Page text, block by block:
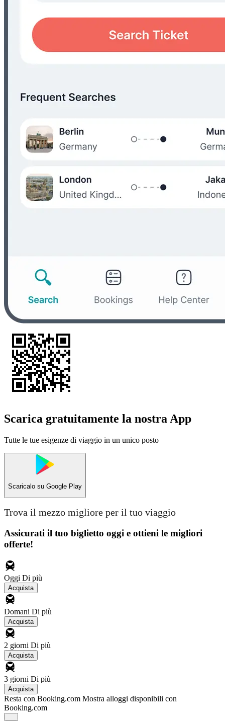
Scarica gratuitamente la nostra App
Tutte le tue esigenze di viaggio in un unico posto
Scaricalo su Google Play
Trova il mezzo migliore per il tuo viaggio
Assicurati il ​​tuo biglietto oggi e ottieni le migliori
offerte!
Oggi Di più
Acquista
Domani Di più
Acquista
2 giorni Di più
Acquista
3 giorni Di più
Acquista
Resta con Booking.com Mostra alloggi disponibili con
Booking.com